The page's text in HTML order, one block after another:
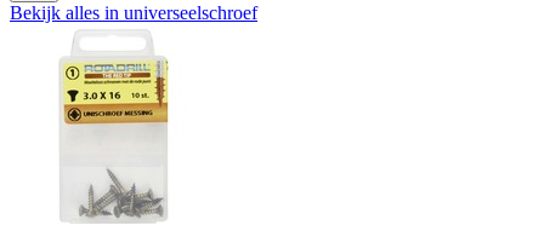
Bekijk alles in universeelschroef